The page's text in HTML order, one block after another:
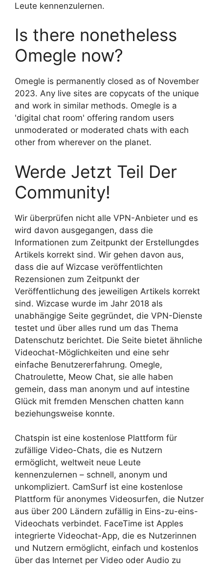
Leute kennenzulernen.
Is there nonetheless
Omegle now?
Omegle is permanently closed as of November
2023. Any live sites are copycats of the unique
and work in similar methods. Omegle is a
'digital chat room' offering random users
unmoderated or moderated chats with each
other from wherever on the planet.
Werde Jetzt Teil Der
Community!
Wir überprüfen nicht alle VPN-Anbieter und es
wird davon ausgegangen, dass die
Informationen zum Zeitpunkt der Erstellungdes
Artikels korrekt sind. Wir gehen davon aus,
dass die auf Wizcase veröffentlichten
Rezensionen zum Zeitpunkt der
Veröffentlichung des jeweiligen Artikels korrekt
sind. Wizcase wurde im Jahr 2018 als
unabhängige Seite gegründet, die VPN-Dienste
testet und über alles rund um das Thema
Datenschutz berichtet. Die Seite bietet ähnliche
Videochat-Möglichkeiten und eine sehr
einfache Benutzererfahrung. Omegle,
Chatroulette, Meow Chat, sie alle haben
gemein, dass man anonym und auf intestine
Glück mit fremden Menschen chatten kann
beziehungsweise konnte.
Chatspin ist eine kostenlose Plattform für
zufällige Video-Chats, die es Nutzern
ermöglicht, weltweit neue Leute
kennenzulernen – schnell, anonym und
unkompliziert. CamSurf ist eine kostenlose
Plattform für anonymes Videosurfen, die Nutzer
aus über 200 Ländern zufällig in Eins-zu-eins-
Videochats verbindet. FaceTime ist Apples
integrierte Videochat-App, die es Nutzerinnen
und Nutzern ermöglicht, einfach und kostenlos
über das Internet per Video oder Audio zu